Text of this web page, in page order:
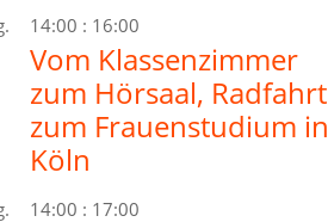
14:00 : 16:00
Vom Klassenzimmer
zum Hörsaal, Radfahrt
zum Frauenstudium in
Köln
14:00 : 17:00